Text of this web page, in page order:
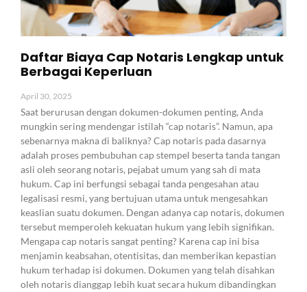
Daftar Biaya Cap Notaris Lengkap untuk
Berbagai Keperluan
April 30, 2025
Saat berurusan dengan dokumen-dokumen penting, Anda
mungkin sering mendengar istilah “cap notaris”. Namun, apa
sebenarnya makna di baliknya? Cap notaris pada dasarnya
adalah proses pembubuhan cap stempel beserta tanda tangan
asli oleh seorang notaris, pejabat umum yang sah di mata
hukum. Cap ini berfungsi sebagai tanda pengesahan atau
legalisasi resmi, yang bertujuan utama untuk mengesahkan
keaslian suatu dokumen. Dengan adanya cap notaris, dokumen
tersebut memperoleh kekuatan hukum yang lebih signifikan.
Mengapa cap notaris sangat penting? Karena cap ini bisa
menjamin keabsahan, otentisitas, dan memberikan kepastian
hukum terhadap isi dokumen. Dokumen yang telah disahkan
oleh notaris dianggap lebih kuat secara hukum dibandingkan